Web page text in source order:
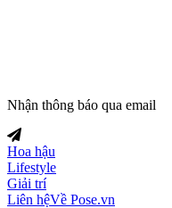
Nhận thông báo qua email
Hoa hậu
Lifestyle
Giải trí
Liên hệVề Pose.vn